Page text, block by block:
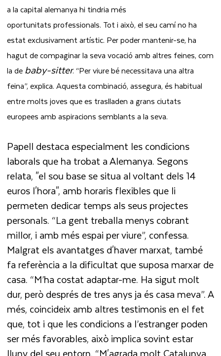
a la capital alemanya hi tindria més
oportunitats professionals. Tot i això, el seu camí no ha
estat exclusivament artístic. Per poder mantenir-se, ha
hagut de compaginar la seva vocació amb altres feines, com
la de baby-sitter. “Per viure bé necessitava una altra
feina”, explica. Aquesta combinació, assegura, és habitual
entre molts joves que es traslladen a grans ciutats
europees amb aspiracions semblants a la seva.
Papell destaca especialment les condicions
laborals que ha trobat a Alemanya. Segons
relata, "el sou base se situa al voltant dels 14
euros l'hora", amb horaris flexibles que li
permeten dedicar temps als seus projectes
personals. “La gent treballa menys cobrant
millor, i amb més espai per viure”, confessa.
Malgrat els avantatges d'haver marxat, també
fa referència a la dificultat que suposa marxar de
casa. “M’ha costat adaptar-me. Ha sigut molt
dur, però després de tres anys ja és casa meva”. A
més, coincideix amb altres testimonis en el fet
que, tot i que les condicions a l’estranger poden
ser més favorables, això implica sovint estar